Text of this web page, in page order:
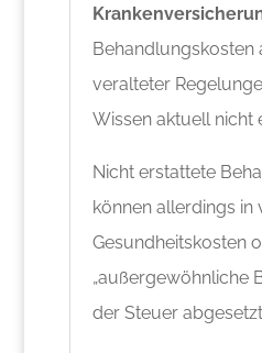
Behandlungskosten
veralteter
Wissen aktuell nicht
Nicht erstattete
können allerdings in
Gesundheitskosten
„außergewöhnliche
der Steuer